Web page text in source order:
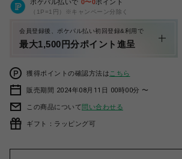
ポケパル払いで 0〜0ポイント
（1P=1円）※キャンペーン分除く
会員登録後、ポケパル払い初回登録&利用で
最大1,500円分ポイント進呈
獲得ポイントの確認方法は こちら
販売期間 2024年08月11日 00時00分 〜
この商品について問い合わせる
ギフト：ラッピング可